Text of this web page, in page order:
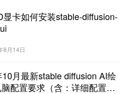
显卡如何安装stable-diffusion-
8月14日
月最新stable diffusion AI绘
配置要求（含：详细配置单